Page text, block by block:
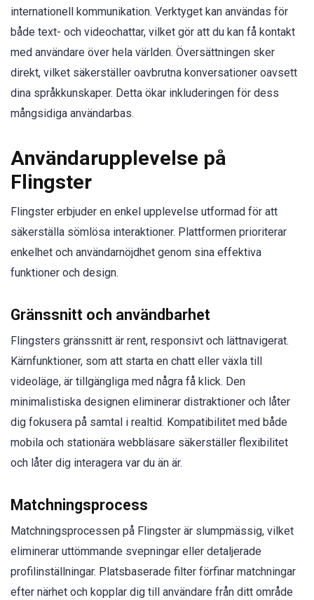
internationell kommunikation. Verktyget kan användas för
både text- och videochattar, vilket gör att du kan få kontakt
med användare över hela världen. Översättningen sker
direkt, vilket säkerställer oavbrutna konversationer oavsett
dina språkkunskaper. Detta ökar inkluderingen för dess
mångsidiga användarbas.
Användarupplevelse på
Flingster
Flingster erbjuder en enkel upplevelse utformad för att
säkerställa sömlösa interaktioner. Plattformen prioriterar
enkelhet och användarnöjdhet genom sina effektiva
funktioner och design.
Gränssnitt och användbarhet
Flingsters gränssnitt är rent, responsivt och lättnavigerat.
Kärnfunktioner, som att starta en chatt eller växla till
videoläge, är tillgängliga med några få klick. Den
minimalistiska designen eliminerar distraktioner och låter
dig fokusera på samtal i realtid. Kompatibilitet med både
mobila och stationära webbläsare säkerställer flexibilitet
och låter dig interagera var du än är.
Matchningsprocess
Matchningsprocessen på Flingster är slumpmässig, vilket
eliminerar uttömmande svepningar eller detaljerade
profilinställningar. Platsbaserade filter förfinar matchningar
efter närhet och kopplar dig till användare från ditt område